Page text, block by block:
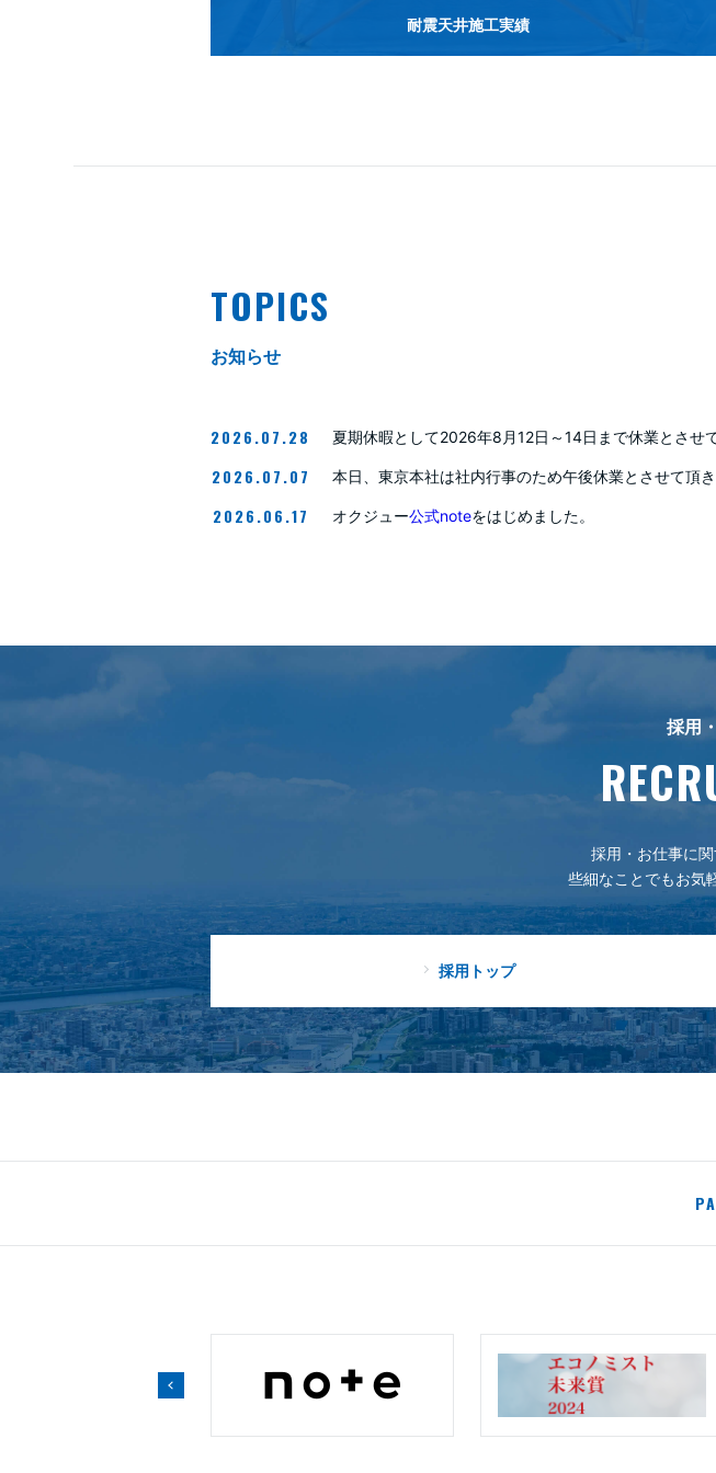
耐震天井施工実績
TOPICS
お知らせ
2026.07.28 夏期休暇として2026年8月12日～14日まで休業とさせ
2026.07.07 本日、東京本社は社内行事のため午後休業とさせて頂
2026.06.17 オクジュー公式noteをはじめました。
採用
採用・お仕事に関
些細なことでもお気
採用トップ